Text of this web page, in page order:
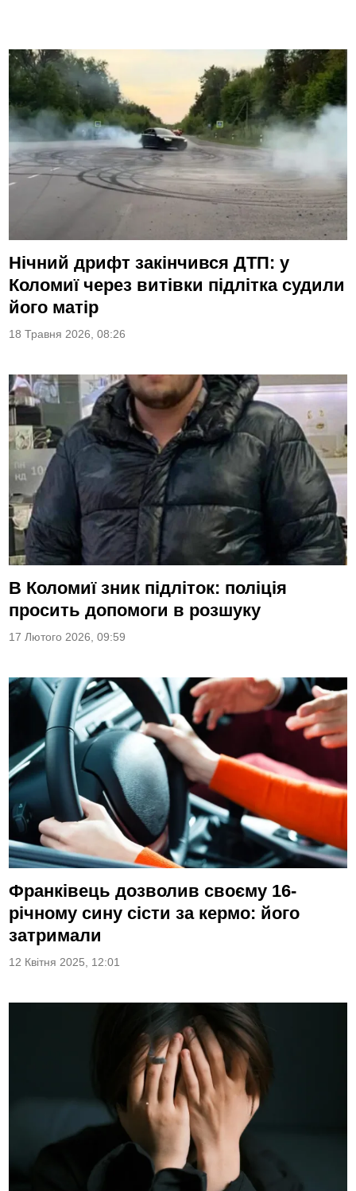
Нічний дрифт закінчився ДТП: у
Коломиї через витівки підлітка судили
його матір
18 Травня 2026, 08:26
В Коломиї зник підліток: поліція
просить допомоги в розшуку
17 Лютого 2026, 09:59
Франківець дозволив своєму 16-
річному сину сісти за кермо: його
затримали
12 Квітня 2025, 12:01